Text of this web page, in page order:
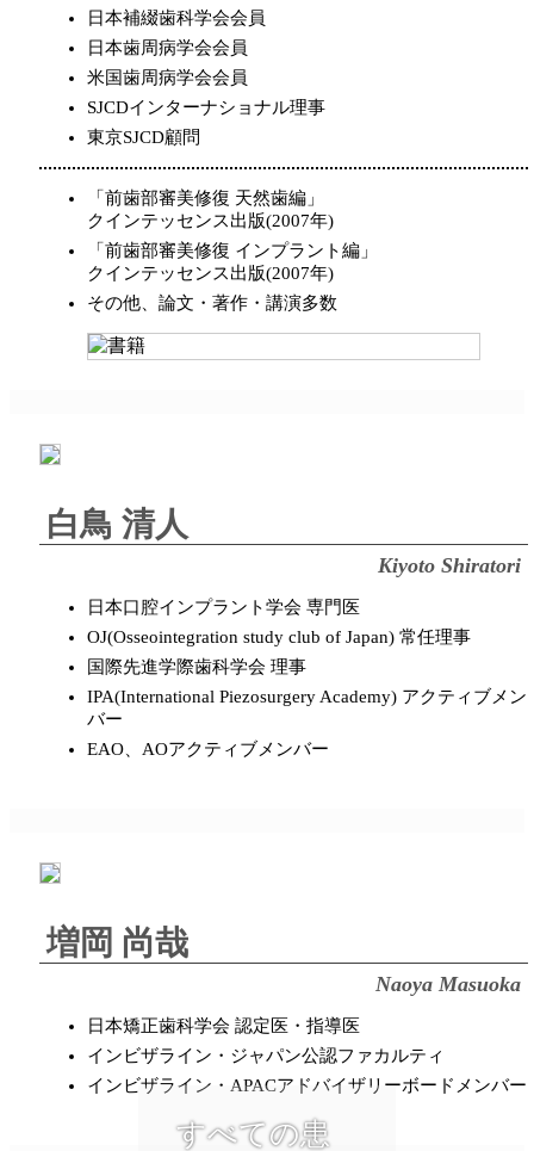
日本補綴歯科学会会員
日本歯周病学会会員
米国歯周病学会会員
SJCDインターナショナル理事
東京SJCD顧問
「前歯部審美修復 天然歯編」
クインテッセンス出版(2007年)
「前歯部審美修復 インプラント編」
クインテッセンス出版(2007年)
その他、論文・著作・講演多数
白鳥 清人
Kiyoto Shiratori
日本口腔インプラント学会 専門医
OJ(Osseointegration study club of Japan) 常任理事
国際先進学際歯科学会 理事
IPA(International Piezosurgery Academy) アクティブメン
バー
EAO、AOアクティブメンバー
増岡 尚哉
Naoya Masuoka
日本矯正歯科学会 認定医・指導医
インビザライン・ジャパン公認ファカルティ
インビザライン・APACアドバイザリーボードメンバー
すべての患